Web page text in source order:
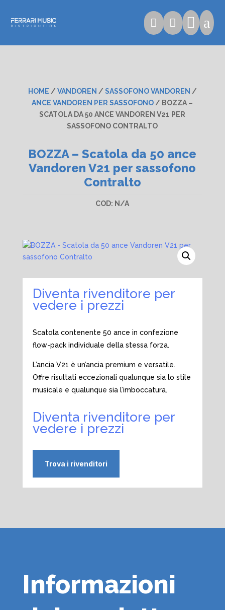
   a
HOME / VANDOREN / SASSOFONO VANDOREN /
ANCE VANDOREN PER SASSOFONO / BOZZA –
SCATOLA DA 50 ANCE VANDOREN V21 PER
SASSOFONO CONTRALTO
BOZZA – Scatola da 50 ance
Vandoren V21 per sassofono
Contralto
COD: N/A
Diventa rivenditore per
vedere i prezzi
Scatola contenente 50 ance in confezione
flow-pack individuale della stessa forza.
L’ancia V21 è un’ancia premium e versatile.
Offre risultati eccezionali qualunque sia lo stile
musicale e qualunque sia l’imboccatura.
Diventa rivenditore per
vedere i prezzi
Trova i rivenditori
Informazioni